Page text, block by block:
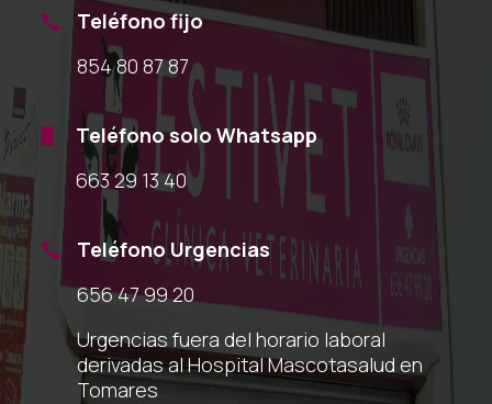

Teléfono fijo
854 80 87 87
Teléfono solo Whatsapp
663 29 13 40

Teléfono Urgencias
656 47 99 20
Urgencias fuera del horario laboral
derivadas al Hospital Mascotasalud en
Tomares